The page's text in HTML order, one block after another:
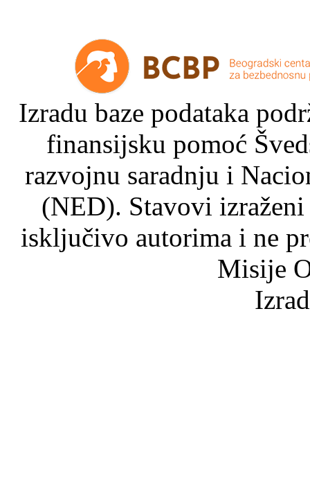
Izradu baze podataka
finansijsku pomoć
razvojnu saradnju i
(NED). Stavovi
isključivo autorima i ne
Misije